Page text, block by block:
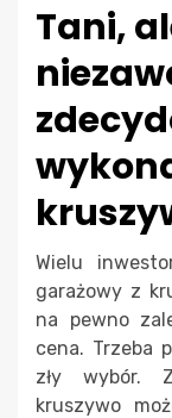
Tani,
Wielu
garażowy z
na pewno
cena. Trzeba
zły wybór.
kruszywo